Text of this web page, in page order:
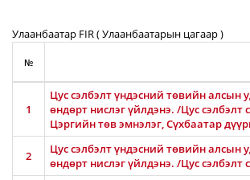
Улаанбаатар FIR ( Улаанбаатарын цагаар )
№
1
Цус сэлбэлт үндэсний төвийн алсын
өндөрт нислэг үйлдэнэ. /Цус
Цэргийн төв эмнэлэг, Сүхбаатар
2
Цус сэлбэлт үндэсний төвийн алсын
өндөрт нислэг үйлдэнэ. /Цус